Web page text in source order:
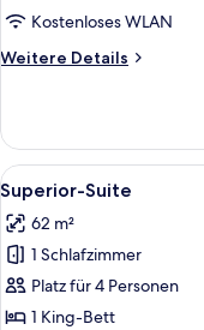
anzeigen
Kostenloses WLAN
Weitere Details
Weitere
Zimmer,
2 Einzelbetten
Alle
Fotos
für
Superior-
Suite
anzeigen
11
Superior-Suite
62 m²
1 Schlafzimmer
Platz für 4 Personen
1 King-Bett